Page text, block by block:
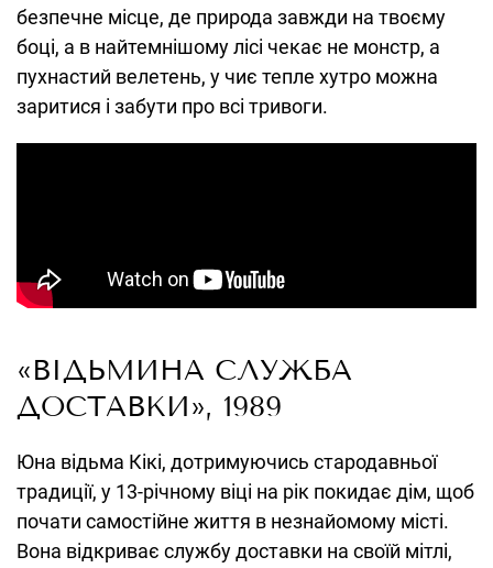
безпечне місце, де природа завжди на твоєму
боці, а в найтемнішому лісі чекає не монстр, а
пухнастий велетень, у чиє тепле хутро можна
заритися і забути про всі тривоги.
«ВІДЬМИНА СЛУЖБА
ДОСТАВКИ», 1989
Юна відьма Кікі, дотримуючись стародавньої
традиції, у 13-річному віці на рік покидає дім, щоб
почати самостійне життя в незнайомому місті.
Вона відкриває службу доставки на своїй мітлі,